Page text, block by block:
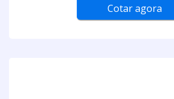
Cotar agora